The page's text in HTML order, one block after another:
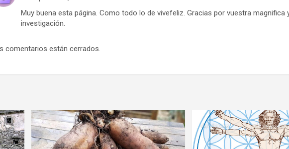
Muy buena esta página. Como todo lo de vivefeliz. Gracias por vuestra magnifica
investigación.
comentarios están cerrados.